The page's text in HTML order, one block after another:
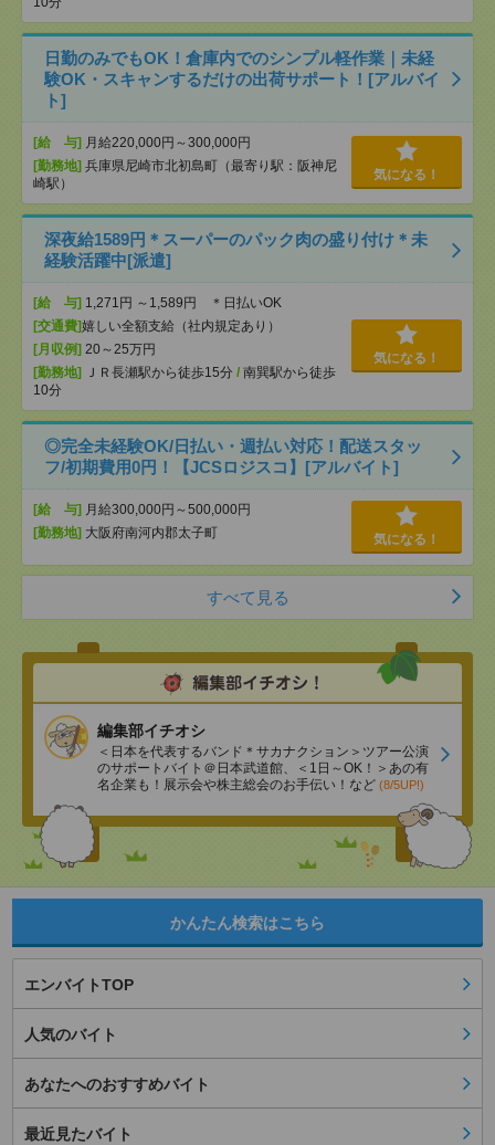
日勤のみでもOK！倉庫内でのシンプル軽作業｜未経
験OK・スキャンするだけの出荷サポート！[アルバイ
ト]
[給 与] 月給220,000円～300,000円
[勤務地] 兵庫県尼崎市北初島町（最寄り駅：阪神尼
崎駅）
気になる！
深夜給1589円＊スーパーのパック肉の盛り付け＊未
経験活躍中[派遣]
[給 与] 1,271円 ～1,589円 ＊日払いOK
[交通費]嬉しい全額支給（社内規定あり）
[月収例] 20～25万円
[勤務地] ＪＲ長瀬駅から徒歩15分 / 南巽駅から徒歩
10分
気になる！
◎完全未経験OK/日払い・週払い対応！配送スタッ
フ/初期費用0円！【JCSロジスコ】[アルバイト]
[給 与] 月給300,000円～500,000円
[勤務地] 大阪府南河内郡太子町 気になる！
すべて見る
編集部イチオシ
＜日本を代表するバンド＊サカナクション＞ツアー公演
のサポートバイト＠日本武道館、＜1日～OK！＞あの有
名企業も！展示会や株主総会のお手伝い！など (8/5UP!)
かんたん検索はこちら
エンバイトTOP
人気のバイト
あなたへのおすすめバイト
最近見たバイト